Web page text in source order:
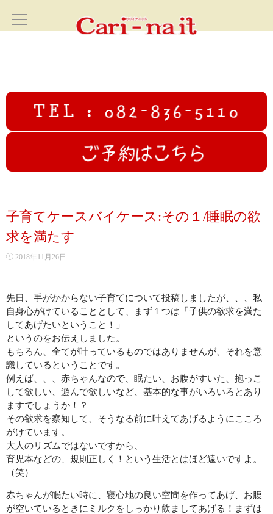
サロン案内
SALON
高圧ジェットフェイシャル
初回限定 ヒト幹細胞導入若返りジェットコース70分✨広島若返
り美人
初回限定 日焼け対策シミケアジェットコース70分
腸活
BODY
メイク
MAKE
初回限定 メイクレッスン30分✨広島メイク教室
LINEでご予約
LINE
子育てケースバイケース:その１/睡眠の欲
求を満たす
2018年11月26日
先日、手がかからない子育てについて投稿しましたが、、、私
自身心がけていることとして、まず１つは「子供の欲求を満た
してあげたいということ！」
というのをお伝えしました。
もちろん、全てが叶っているものではありませんが、それを意
識しているということです。
例えば、、、赤ちゃんなので、眠たい、お腹がすいた、抱っこ
して欲しい、遊んで欲しいなど、基本的な事がいろいろとあり
ますでしょうか！？
その欲求を察知して、そうなる前に叶えてあげるようにこころ
がけています。
大人のリズムではないですから、
育児本などの、規則正しく！という生活とはほど遠いですよ。
（笑）
赤ちゃんが眠たい時に、寝心地の良い空間を作ってあげ、お腹
が空いているときにミルクをしっかり飲ましてあげる！まずは